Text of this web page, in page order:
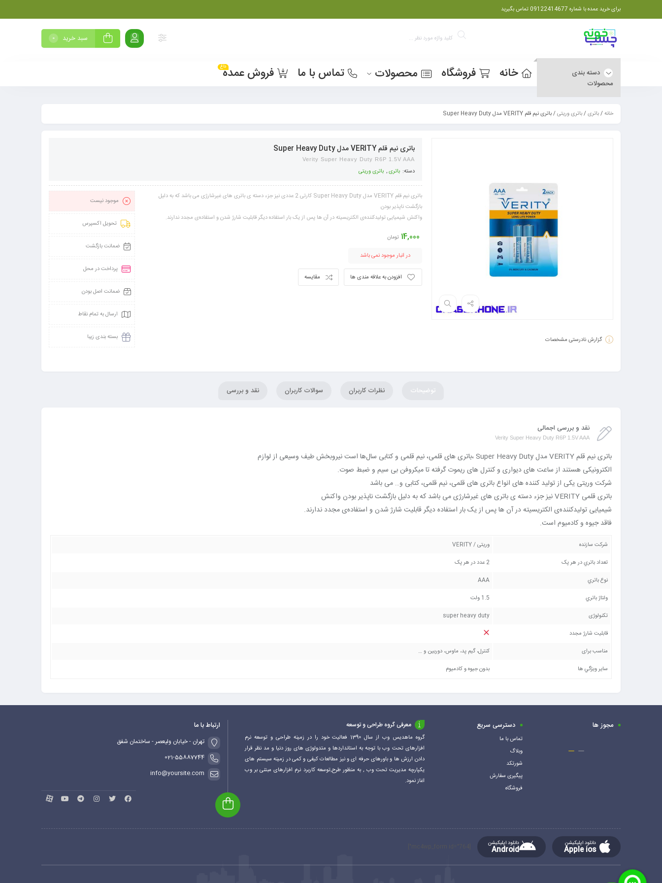
برای خرید عمده با شماره 09122414677 تماس بگیرید
سبد خرید 0
دسته بندی
محصولات
خانه فروشگاه محصولات تماس با ما فروش عمدهداغ
خانه/باتری/باتری وریتی/ باتری نیم قلم VERITY مدل Super Heavy Duty
گزارش نادرستی مشخصات
باتری نیم قلم VERITY مدل Super Heavy Duty
Verity Super Heavy Duty R6P 1.5V AAA
دسته: باتری, باتری وریتی
باتری نیم قلم VERITY مدل Super Heavy Duty کارتی 2 عددی نیز جزء دسته ‏ی باتری‌ های غیرشارژی می ‏باشد که به دلیل
بازگشت‌ ناپذیر بودن
واکنش شیمیایی تولیدکننده‌ی الکتریسیته در آن ‌ها پس از یک بار استفاده دیگر قابلیت شارژ شدن و استفاده‌ی مجدد ندارند.
14,000 تومان
در انبار موجود نمی باشد
مقایسه افزودن به علاقه مندی ها
موجود نیست
تحویل اکسپرس
ضمانت بازگشت
پرداخت در محل
ضمانت اصل بودن
ارسال به تمام نقاط
بسته بندی زیبا
توضیحات نظرات کاربران سوالات کاربران نقد و بررسی
نقد و بررسی اجمالی
Verity Super Heavy Duty R6P 1.5V AAA
باتری نیم قلم VERITY مدل Super Heavy Duty ،باتری های قلمی، نیم قلمی و کتابی ‌سال‌ها است نیروبخش طیف وسیعی از لوازم
الکترونیکی هستند از ساعت‌ های دیواری و کنترل‌ های ریموت گرفته تا میکروفن بی ‏سیم و ضبط صوت.
شرکت وریتی یکی از تولید کننده های انواع باتری های قلمی، نیم قلمی، کتابی و… می ‏باشد
باتری قلمی VERITY نیز جزء دسته ‏ی باتری‌ های غیرشارژی می ‏باشد که به دلیل بازگشت‌ ناپذیر بودن واکنش
شیمیایی تولیدکننده‌ی الکتریسیته در آن ‌ها پس از یک بار استفاده دیگر قابلیت شارژ شدن و استفاده‌ی مجدد ندارند.
فاقد جیوه و کادمیوم است.
شرکت سازنده
وریتی / VERITY
تعداد باتري در هر پک
2 عدد در هر پک
نوع باتري
AAA
ولتاژ باتري
1.5 ولت
تکنولوژی
super heavy duty
قابليت شارژ مجدد
مناسب برای
کنترل، گیم پد، ماوس، دوربین و …
ساير ويژگي ها
بدون جیوه و کادمیوم
مجوز ها دسترسی سریع
تماس با ما
وبلاگ
شورتکد
پیگیری سفارش
فروشگاه
معرفی گروه طراحی و توسعه
گروه ماهدیس وب از سال 1390 فعالیت خود را در زمینه طراحی و توسعه نرم
افزارهای تحت وب با توجه به استانداردها و متدولوژی های روز دنیا و مد نظر قرار
دادن ارزش ها و باورهای حرفه ای و نیز مطالعات کیفی و کمی در زمینه سیستم های
یکپارچه مدیریت تحت وب , به منظور طرح,توسعه کاربرد نرم افزارهای مبتنی بر وب
اغاز نمود.
ارتباط با ما
تهران - خیابان ولیعصر - ساختمان شفق
021-55887744
info@yoursite.com
دانلود اپلیکیشن
Apple ios
دانلود اپلیکیشن
Android